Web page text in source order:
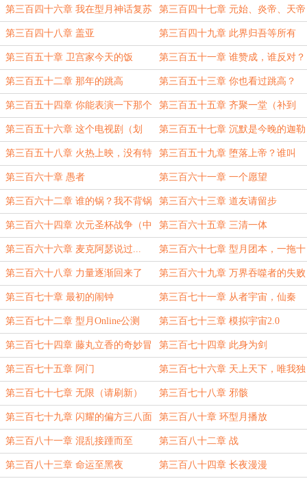
刷新） （修改请刷新）
第三百四十六章 我在型月神话复苏
（请刷新）
第三百四十七章 元始、炎帝、天帝
第三百四十八章 盖亚 第三百四十九章 此界归吾等所有
第三百五十章 卫宫家今天的饭 第三百五十一章 谁赞成，谁反对？
第三百五十二章 那年的跳高 第三百五十三章 你也看过跳高？
第三百五十四章 你能表演一下那个
么
第三百五十五章 齐聚一堂（补到
5300）
第三百五十六章 这个电视剧（划
掉）影真好看（请刷新一下）
第三百五十七章 沉默是今晚的迦勒
底
第三百五十八章 火热上映，没有特
效
第三百五十九章 堕落上帝？谁叫
我。
第三百六十章 愚者 第三百六十一章 一个愿望
第三百六十二章 谁的锅？我不背锅 第三百六十三章 道友请留步
第三百六十四章 次元圣杯战争（中
秋快乐！）
第三百六十五章 三清一体
第三百六十六章 麦克阿瑟说过... 第三百六十七章 型月团本，一拖十
九
第三百六十八章 力量逐渐回来了 第三百六十九章 万界吞噬者的失败
第三百七十章 最初的闹钟 第三百七十一章 从者宇宙，仙秦
第三百七十二章 型月Online公测 第三百七十三章 模拟宇宙2.0
第三百七十四章 藤丸立香的奇妙冒
险
第三百七十四章 此身为剑
第三百七十五章 阿门 第三百七十六章 天上天下，唯我独
尊
第三百七十七章 无限（请刷新） 第三百七十八章 邪骸
第三百七十九章 闪耀的偏方三八面
体
第三百八十章 环型月播放
第三百八十一章 混乱接踵而至 第三百八十二章 战
第三百八十三章 命运至黑夜 第三百八十四章 长夜漫漫